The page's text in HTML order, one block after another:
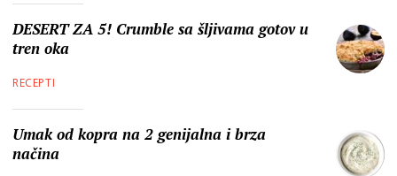
DESERT ZA 5! Crumble sa šljivama gotov u
tren oka
RECEPTI
Umak od kopra na 2 genijalna i brza
načina